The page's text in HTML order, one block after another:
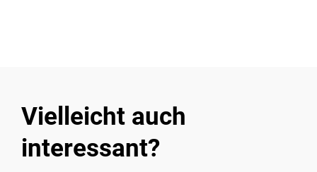
Vielleicht auch
interessant?